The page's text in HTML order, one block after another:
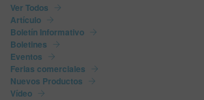
Ver Todos
Artículo
Boletín Informativo
Boletines
Eventos
Ferias comerciales
Nuevos Productos
Vídeo